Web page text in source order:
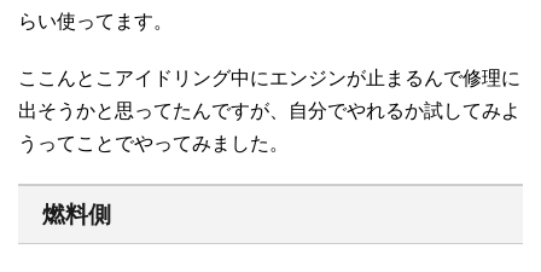
らい使ってます。
ここんとこアイドリング中にエンジンが止まるんで修理に
出そうかと思ってたんですが、自分でやれるか試してみよ
うってことでやってみました。
燃料側